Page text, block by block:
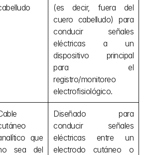
(es decir, fuera del
cuero cabelludo) para
conducir señales
eléctricas a un
dispositivo principal
para el
registro/monitoreo
electrofisiológico.
que
sea del
Diseñado para
conducir señales
eléctricas entre un
electrodo cutáneo o